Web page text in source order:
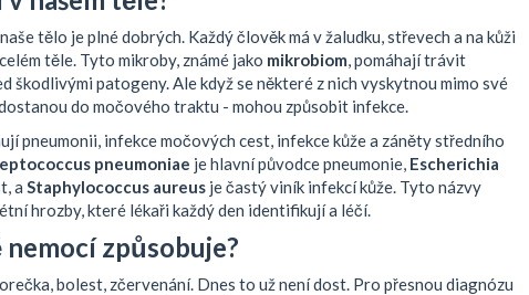
tělo je plné dobrých. Každý člověk má v žaludku, střevech a na kůži
těle. Tyto mikroby, známé jako mikrobiom, pomáhají trávit
škodlivými patogeny. Ale když se některé z nich vyskytnou mimo své
do močového traktu - mohou způsobit infekce.
pneumonii, infekce močových cest, infekce kůže a záněty středního
pneumoniae je hlavní původce pneumonie, Escherichia
a Staphylococcus aureus je častý viník infekcí kůže. Tyto názvy
hrozby, které lékaři každý den identifikují a léčí.
způsobuje?
bolest, zčervenání. Dnes to už není dost. Pro přesnou diagnózu